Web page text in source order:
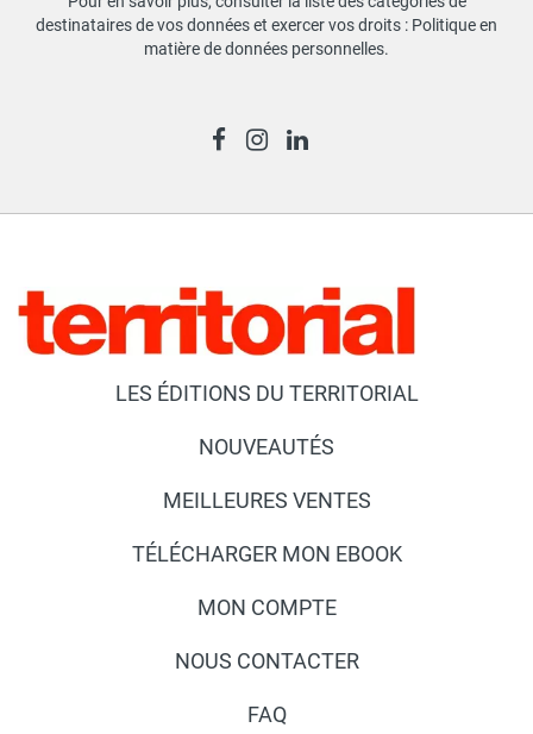
destinataires de vos données et exercer vos droits : Politique en
matière de données personnelles.
LES ÉDITIONS DU TERRITORIAL
NOUVEAUTÉS
MEILLEURES VENTES
TÉLÉCHARGER MON EBOOK
MON COMPTE
NOUS CONTACTER
FAQ